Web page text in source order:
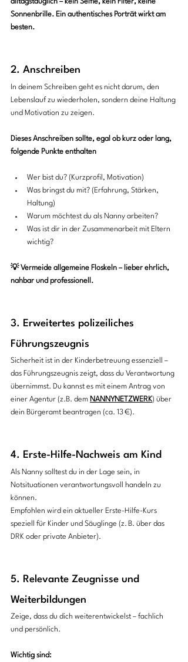
Sonnenbrille. Ein authentisches Porträt wirkt am
besten.
2. Anschreiben
In deinem Schreiben geht es nicht darum, den
Lebenslauf zu wiederholen, sondern deine Haltung
und Motivation zu zeigen.
Dieses Anschreiben sollte, egal ob kurz oder lang,
folgende Punkte enthalten
Wer bist du? (Kurzprofil, Motivation)
Was bringst du mit? (Erfahrung, Stärken,
Haltung)
Warum möchtest du als Nanny arbeiten?
Was ist dir in der Zusammenarbeit mit Eltern
wichtig?
💡 Vermeide allgemeine Floskeln – lieber ehrlich,
nahbar und professionell.
3. Erweitertes polizeiliches
Führungszeugnis
Sicherheit ist in der Kinderbetreuung essenziell –
das Führungszeugnis zeigt, dass du Verantwortung
übernimmst. Du kannst es mit einem Antrag von
einer Agentur (z.B. dem NANNYNETZWERK) über
dein Bürgeramt beantragen (ca. 13 €).
4. Erste-Hilfe-Nachweis am Kind
Als Nanny solltest du in der Lage sein, in
Notsituationen verantwortungsvoll handeln zu
können.
Empfohlen wird ein aktueller Erste-Hilfe-Kurs
speziell für Kinder und Säuglinge (z. B. über das
DRK oder private Anbieter).
5. Relevante Zeugnisse und
Weiterbildungen
Zeige, dass du dich weiterentwickelst – fachlich
und persönlich.
Wichtig sind: